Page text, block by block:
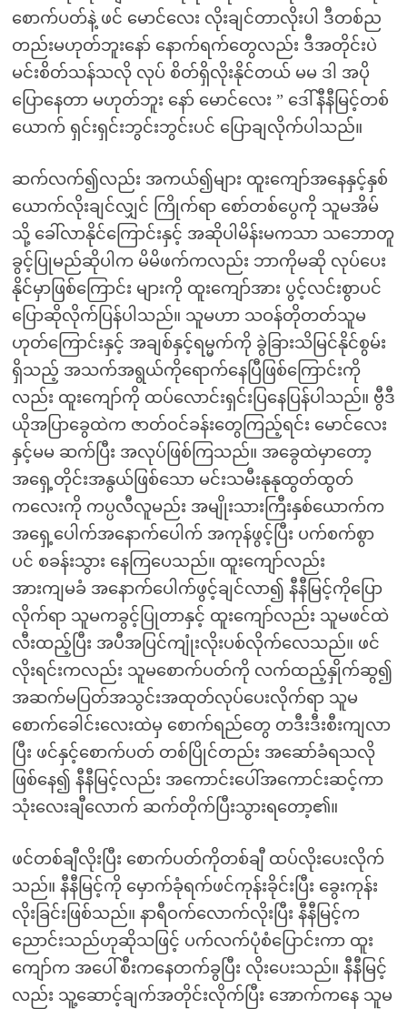
စောက်ပတ်နဲ့ ဖင် မောင်လေး လိုးချင်တာလိုးပါ ဒီတစ်ည
တည်းမဟုတ်ဘူးနော် နောက်ရက်တွေလည်း ဒီအတိုင်းပဲ
မင်းစိတ်သန်သလို လုပ် စိတ်ရှိလိုးနိုင်တယ် မမ ဒါ အပို
ပြောနေတာ မဟုတ်ဘူး နော် မောင်လေး ” ဒေါ်နီနီမြင့်တစ်
ယောက် ရှင်းရှင်းဘွင်းဘွင်းပင် ပြောချလိုက်ပါသည်။
ဆက်လက်၍လည်း အကယ်၍များ ထူးကျော်အနေနှင့်နှစ်
ယောက်လိုးချင်လျှင် ကြိုက်ရာ စော်တစ်ပွေကို သူမအိမ်
သို့ ခေါ်လာနိုင်ကြောင်းနှင့် အဆိုပါမိန်းမကသာ သဘောတူ
ခွင့်ပြုမည်ဆိုပါက မိမိဖက်ကလည်း ဘာကိုမဆို လုပ်ပေး
နိုင်မှာဖြစ်ကြောင်း များကို ထူးကျော်အား ပွင့်လင်းစွာပင်
ပြောဆိုလိုက်ပြန်ပါသည်။ သူမဟာ သဝန်တိုတတ်သူမ
ဟုတ်ကြောင်းနှင့် အချစ်နှင့်ရမ္မက်ကို ခွဲခြားသိမြင်နိုင်စွမ်း
ရှိသည့် အသက်အရွယ်ကိုရောက်နေပြီဖြစ်ကြောင်းကို
လည်း ထူးကျော်ကို ထပ်လောင်းရှင်းပြနေပြန်ပါသည်။ ဗွီဒီ
ယိုအပြာခွေထဲက ဇာတ်ဝင်ခန်းတွေကြည့်ရင်း မောင်လေး
နှင့်မမ ဆက်ပြီး အလုပ်ဖြစ်ကြသည်။ အခွေထဲမှာတော့
အရှေ့တိုင်းအနွယ်ဖြစ်သော မင်းသမီးနုနုထွတ်ထွတ်
ကလေးကို ကပ္ပလီလူမည်း အမျိုးသားကြီးနှစ်ယောက်က
အရှေ့ပေါက်အနောက်ပေါက် အကုန်ဖွင့်ပြီး ပက်စက်စွာ
ပင် စခန်းသွား နေကြပေသည်။ ထူးကျော်လည်း
အားကျမခံ အနောက်ပေါက်ဖွင့်ချင်လာ၍ နီနီမြင့်ကိုပြော
လိုက်ရာ သူမကခွင့်ပြုတာနှင့် ထူးကျော်လည်း သူမဖင်ထဲ
လီးထည့်ပြီး အပီအပြင်ကျုံးလိုးပစ်လိုက်လေသည်။ ဖင်
လိုးရင်းကလည်း သူမစောက်ပတ်ကို လက်ထည့်နှိုက်ဆွ၍
အဆက်မပြတ်အသွင်းအထုတ်လုပ်ပေးလိုက်ရာ သူမ
စောက်ခေါင်းလေးထဲမှ စောက်ရည်တွေ တဒီးဒီးစီးကျလာ
ပြီး ဖင်နှင့်စောက်ပတ် တစ်ပြိုင်တည်း အဆော်ခံရသလို
ဖြစ်နေ၍ နီနီမြင့်လည်း အကောင်းပေါ်အကောင်းဆင့်ကာ
သုံးလေးချီလောက် ဆက်တိုက်ပြီးသွားရတော့၏။
ဖင်တစ်ချီလိုးပြီး စောက်ပတ်ကိုတစ်ချီ ထပ်လိုးပေးလိုက်
သည်။ နီနီမြင့်ကို မှောက်ခုံရက်ဖင်ကုန်းခိုင်းပြီး ခွေးကုန်း
လိုးခြင်းဖြစ်သည်။ နာရီဝက်လောက်လိုးပြီး နီနီမြင့်က
ညောင်းသည်ဟုဆိုသဖြင့် ပက်လက်ပုံစံပြောင်းကာ ထူး
ကျော်က အပေါ်စီးကနေတက်ခွပြီး လိုးပေးသည်။ နီနီမြင့်
လည်း သူ့ဆောင့်ချက်အတိုင်းလိုက်ပြီး အောက်ကနေ သူမ